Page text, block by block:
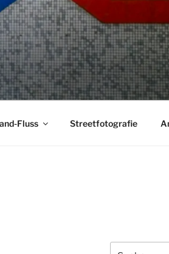
Fluss Streetfotografie